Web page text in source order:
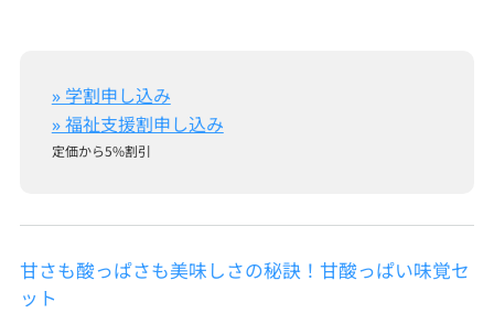
» 学割申し込み
» 福祉支援割申し込み
定価から5%割引
甘さも酸っぱさも美味しさの秘訣！甘酸っぱい味覚セ
ット